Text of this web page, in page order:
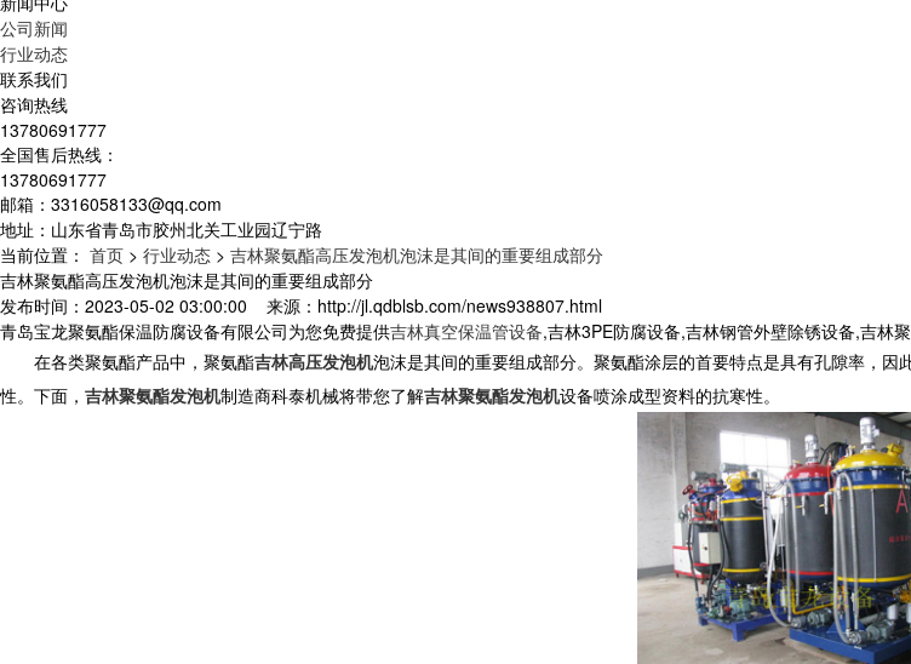
公司新闻
行业动态
联系我们
咨询热线
13780691777
全国售后热线：
13780691777
邮箱：3316058133@qq.com
地址：山东省青岛市胶州北关工业园辽宁路
当前位置： 首页 > 行业动态 > 吉林聚氨酯高压发泡机泡沫是其间的重要组成部分
吉林聚氨酯高压发泡机泡沫是其间的重要组成部分
发布时间：2023-05-02 03:00:00 来源：http://jl.qdblsb.com/news938807.html
青岛宝龙聚氨酯保温防腐设备有限公司为您免费提供吉林真空保温管设备,吉林3PE防腐设备,吉林钢管外壁除锈设备,吉林
在各类聚氨酯产品中，聚氨酯吉林高压发泡机泡沫是其间的重要组成部分。聚氨酯涂层的首要特点是具有孔隙率，
性。下面， 吉林聚氨酯发泡机制造商科泰机械将带您了解吉林聚氨酯发泡机设备喷涂成型资料的抗寒性。